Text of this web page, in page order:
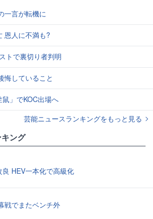
一言が転機に
恩人に不満も?
トで裏切り者判明
悔していること
」でKOC出場へ
芸能ニュースランキングをもっと見る
ング
良 HEV一本化で高級化
戦でまたベンチ外